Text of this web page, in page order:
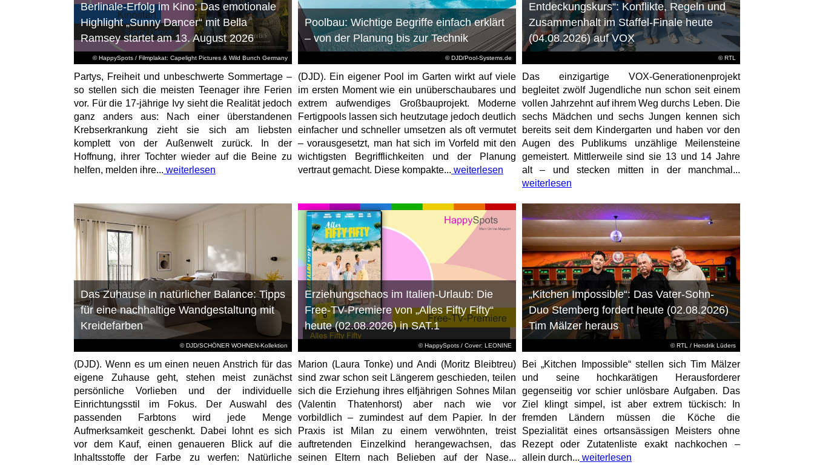
© HappySpots / Filmplakat: Capelight Pictures & Wild Bunch Germany
Berlinale-Erfolg im Kino: Das emotionale
Highlight „Sunny Dancer“ mit Bella
Ramsey startet am 13. August 2026
Partys, Freiheit und unbeschwerte Sommertage –
so stellen sich die meisten Teenager ihre Ferien
vor. Für die 17-jährige Ivy sieht die Realität jedoch
ganz anders aus: Nach einer überstandenen
Krebserkrankung zieht sie sich am liebsten
komplett von der Außenwelt zurück. In der
Hoffnung, ihrer Tochter wieder auf die Beine zu
helfen, melden ihre... weiterlesen
© DJD/Pool-Systems.de
Poolbau: Wichtige Begriffe einfach erklärt
– von der Planung bis zur Technik
(DJD). Ein eigener Pool im Garten wirkt auf viele
im ersten Moment wie ein unüberschaubares und
extrem aufwendiges Großbauprojekt. Moderne
Fertigpools lassen sich heutzutage jedoch deutlich
einfacher und schneller umsetzen als oft vermutet
– vorausgesetzt, man hat sich im Vorfeld mit den
wichtigsten Begrifflichkeiten und der Planung
vertraut gemacht. Diese kompakte... weiterlesen
© RTL
Entdeckungskurs“: Konflikte, Regeln und
Zusammenhalt im Staffel-Finale heute
(04.08.2026) auf VOX
Das einzigartige VOX-Generationenprojekt
begleitet zwölf Jugendliche nun schon seit einem
vollen Jahrzehnt auf ihrem Weg durchs Leben. Die
sechs Mädchen und sechs Jungen kennen sich
bereits seit dem Kindergarten und haben vor den
Augen des Publikums unzählige Meilensteine
gemeistert. Mittlerweile sind sie 13 und 14 Jahre
alt – und stecken mitten in der manchmal...
weiterlesen
© DJD/SCHÖNER WOHNEN-Kollektion
Das Zuhause in natürlicher Balance: Tipps
für eine nachhaltige Wandgestaltung mit
Kreidefarben
(DJD). Wenn es um einen neuen Anstrich für das
eigene Zuhause geht, stehen meist zunächst
persönliche Vorlieben und der individuelle
Einrichtungsstil im Fokus. Der Auswahl des
passenden Farbtons wird jede Menge
Aufmerksamkeit geschenkt. Dabei lohnt es sich
vor dem Kauf, einen genaueren Blick auf die
Inhaltsstoffe der Farbe zu werfen: Natürliche
© HappySpots / Cover: LEONINE
Erziehungschaos im Italien-Urlaub: Die
Free-TV-Premiere von „Alles Fifty Fifty“
heute (02.08.2026) in SAT.1
Marion (Laura Tonke) und Andi (Moritz Bleibtreu)
sind zwar schon seit Längerem geschieden, teilen
sich die Erziehung ihres elfjährigen Sohnes Milan
(Valentin Thatenhorst) aber nach wie vor
vorbildlich – zumindest auf dem Papier. In der
Praxis ist Milan zu einem verwöhnten, treist
auftretenden Einzelkind herangewachsen, das
seinen Eltern nach Belieben auf der Nase...
© RTL/ Hendrik Lüders
„Kitchen Impossible“: Das Vater-Sohn-
Duo Stemberg fordert heute (02.08.2026)
Tim Mälzer heraus
Bei „Kitchen Impossible“ stellen sich Tim Mälzer
und seine hochkarätigen Herausforderer
gegenseitig vor schier unlösbare Aufgaben. Das
Ziel klingt simpel, ist aber extrem tückisch: In
fremden Ländern müssen die Köche die
Spezialität eines ortsansässigen Meisters ohne
Rezept oder Zutatenliste exakt nachkochen –
allein durch... weiterlesen